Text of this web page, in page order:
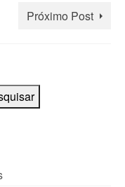
Próximo Post